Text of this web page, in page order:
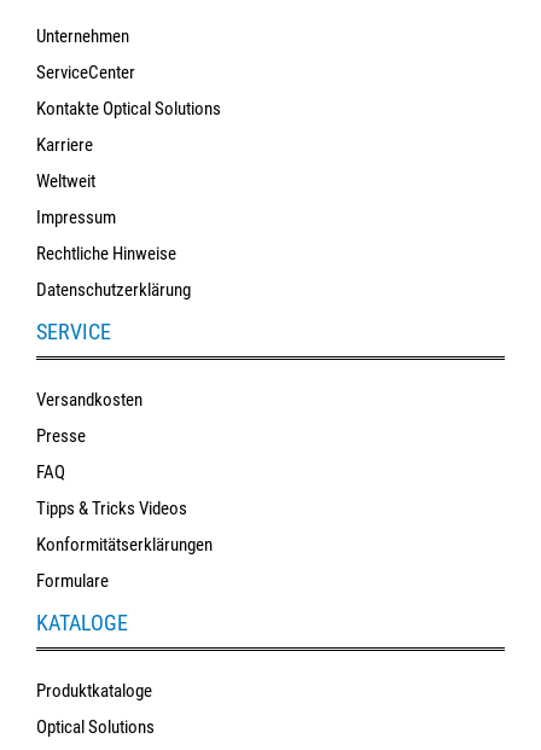
Unternehmen
ServiceCenter
Kontakte Optical Solutions
Karriere
Weltweit
Impressum
Rechtliche Hinweise
Datenschutzerklärung
SERVICE
Versandkosten
Presse
FAQ
Tipps & Tricks Videos
Konformitätserklärungen
Formulare
KATALOGE
Produktkataloge
Optical Solutions